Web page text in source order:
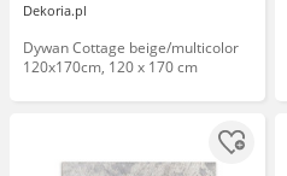
Dekoria.pl
Dywan Cottage beige/multicolor
120x170cm, 120 x 170 cm